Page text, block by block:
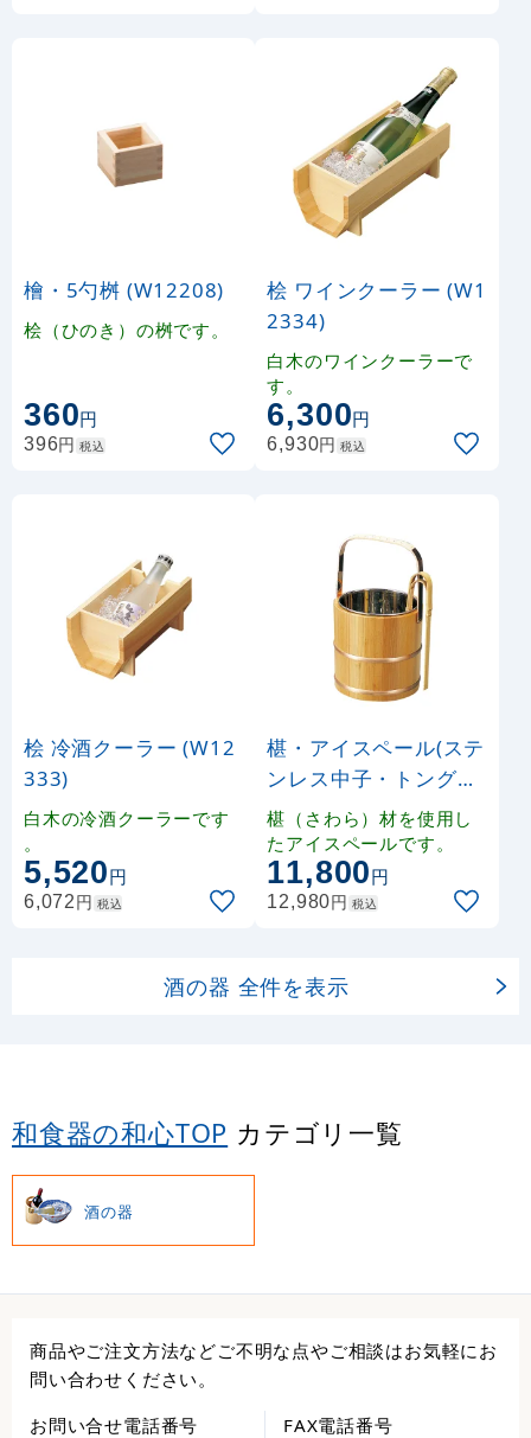
檜・5勺桝 (W12208)
桧（ひのき）の桝です。
360円
396円 税込
桧 ワインクーラー (W1
2334)
白木のワインクーラーで
す。
6,300円
6,930円 税込
桧 冷酒クーラー (W12
333)
白木の冷酒クーラーです
。
5,520円
6,072円 税込
椹・アイスペール(ステ
ンレス中子・トング付)
単箱入 (W12302)
椹（さわら）材を使用し
たアイスペールです。
11,800円
12,980円 税込
酒の器 全件を表示
和食器の和心TOP カテゴリ一覧
酒の器
商品やご注文方法などご不明な点やご相談はお気軽にお
問い合わせください。
お問い合せ電話番号
FAX電話番号